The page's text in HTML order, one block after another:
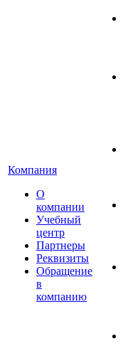
Компания
О
компании
Учебный
центр
Партнеры
Реквизиты
Обращение
в
компанию